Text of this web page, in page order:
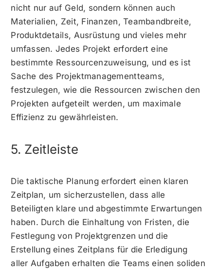
nicht nur auf Geld, sondern können auch
Materialien, Zeit, Finanzen, Teambandbreite,
Produktdetails, Ausrüstung und vieles mehr
umfassen. Jedes Projekt erfordert eine
bestimmte Ressourcenzuweisung, und es ist
Sache des Projektmanagementteams,
festzulegen, wie die Ressourcen zwischen den
Projekten aufgeteilt werden, um maximale
Effizienz zu gewährleisten.
5. Zeitleiste
Die taktische Planung erfordert einen klaren
Zeitplan, um sicherzustellen, dass alle
Beteiligten klare und abgestimmte Erwartungen
haben. Durch die Einhaltung von Fristen, die
Festlegung von Projektgrenzen und die
Erstellung eines Zeitplans für die Erledigung
aller Aufgaben erhalten die Teams einen soliden